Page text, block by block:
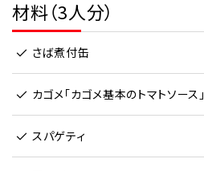
材料（3人分）
さば煮付缶
カゴメ「カゴメ基本のトマトソース」
スパゲティ